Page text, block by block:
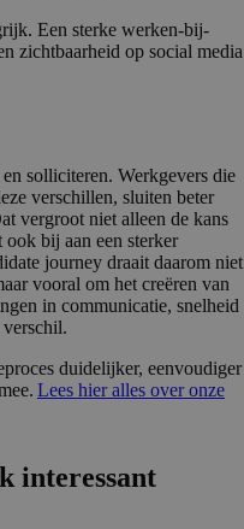
Een sterke werken-bij-
zichtbaarheid op social media
solliciteren. Werkgevers die
verschillen, sluiten beter
vergroot niet alleen de kans
ook bij aan een sterker
journey draait daarom niet
vooral om het creëren van
in communicatie, snelheid
duidelijker, eenvoudiger
Lees hier alles over onze
interessant